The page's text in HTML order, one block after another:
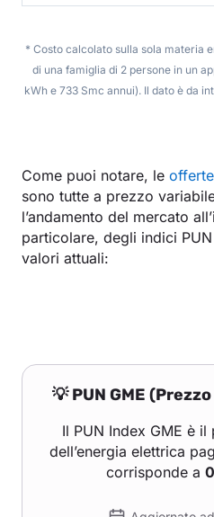
* Costo calcolato sulla sola materia
di una famiglia di 2 persone in un
kWh e 733 Smc annui). Il dato è da
Come puoi notare, le
sono tutte a prezzo
l’andamento del mercato
particolare, degli indici PUN
valori attuali:
💡 PUN GME
Il PUN Index GME è il
dell’energia elettrica
corrisponde a